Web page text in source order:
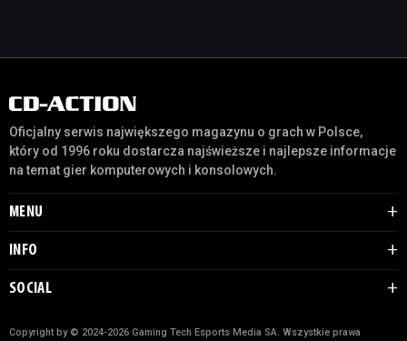
Oficjalny serwis największego magazynu o grach w Polsce,
który od 1996 roku dostarcza najświeższe i najlepsze informacje
na temat gier komputerowych i konsolowych.
MENU
INFO
SOCIAL
Copyright by © 2024-2026 Gaming Tech Esports Media SA. Wszystkie prawa